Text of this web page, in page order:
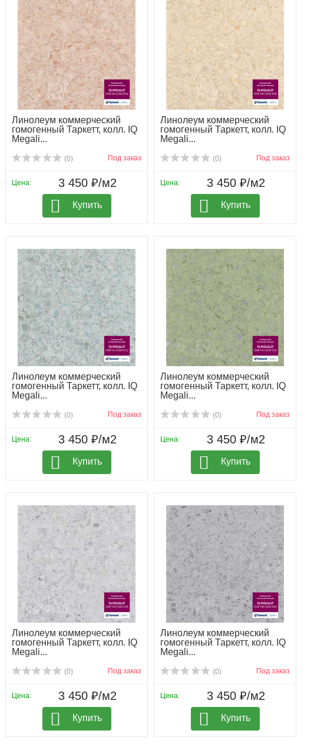
Линолеум коммерческий
гомогенный Таркетт, колл. IQ
Megali...
(0) Под заказ
Цена: 3 450 ₽/м2
Купить
Линолеум коммерческий
гомогенный Таркетт, колл. IQ
Megali...
(0) Под заказ
Цена: 3 450 ₽/м2
Купить
Линолеум коммерческий
гомогенный Таркетт, колл. IQ
Megali...
(0) Под заказ
Цена: 3 450 ₽/м2
Купить
Линолеум коммерческий
гомогенный Таркетт, колл. IQ
Megali...
(0) Под заказ
Цена: 3 450 ₽/м2
Купить
Линолеум коммерческий
гомогенный Таркетт, колл. IQ
Megali...
(0) Под заказ
Цена: 3 450 ₽/м2
Купить
Линолеум коммерческий
гомогенный Таркетт, колл. IQ
Megali...
(0) Под заказ
Цена: 3 450 ₽/м2
Купить